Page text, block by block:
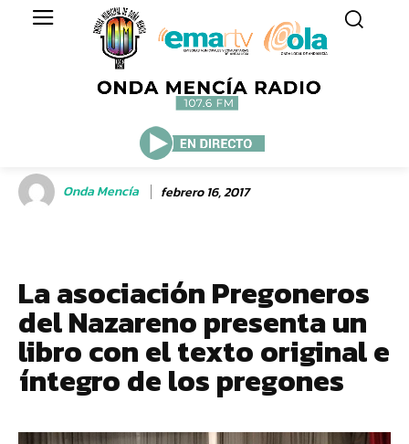
Onda Mencía febrero 16, 2017
La asociación Pregoneros
del Nazareno presenta un
libro con el texto original e
íntegro de los pregones